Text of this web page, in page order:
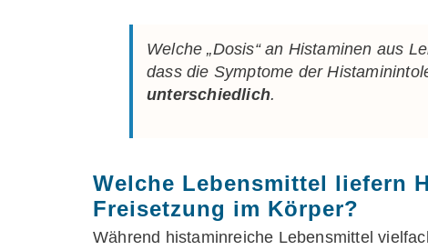
Welche „Dosis“ an Histaminen aus
dass die Symptome der
unterschiedlich.
Welche Lebensmittel liefern
Freisetzung im Körper?
Während histaminreiche Lebensmittel